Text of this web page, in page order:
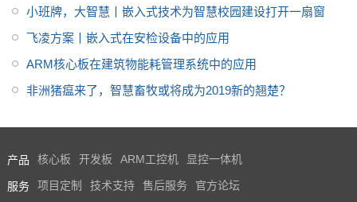
小班牌，大智慧丨嵌入式技术为智慧校园建设打开一扇窗
飞凌方案丨嵌入式在安检设备中的应用
​ARM核心板在建筑物能耗管理系统中的应用
非洲猪瘟来了，智慧畜牧或将成为2019新的翘楚？
产品 核心板 开发板 ARM工控机 显控一体机
服务 项目定制 技术支持 售后服务 官方论坛